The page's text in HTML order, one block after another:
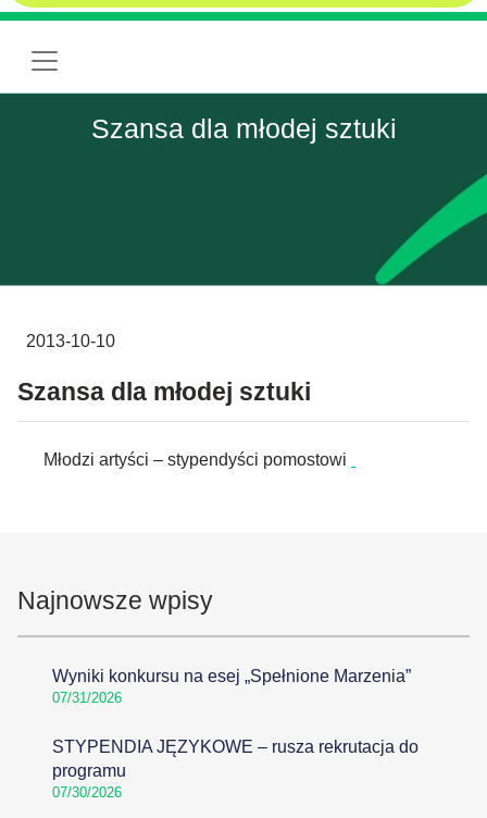
Szansa dla młodej sztuki
2013-10-10
Szansa dla młodej sztuki
Młodzi artyści – stypendyści pomostowi
Najnowsze wpisy
Wyniki konkursu na esej „Spełnione Marzenia”
07/31/2026
STYPENDIA JĘZYKOWE – rusza rekrutacja do
programu
07/30/2026